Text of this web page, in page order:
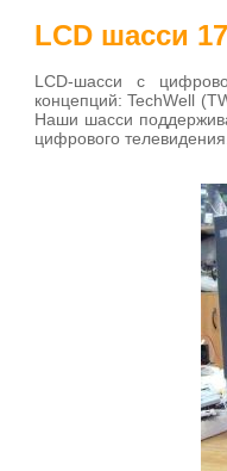
LCD шасси
LCD-шасси с
концепций: TechWell
Наши шасси
цифрового телевидения.